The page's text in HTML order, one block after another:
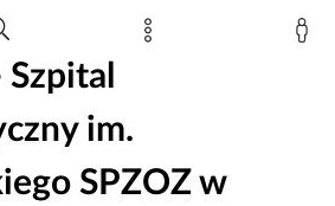
im.
SPZOZ w